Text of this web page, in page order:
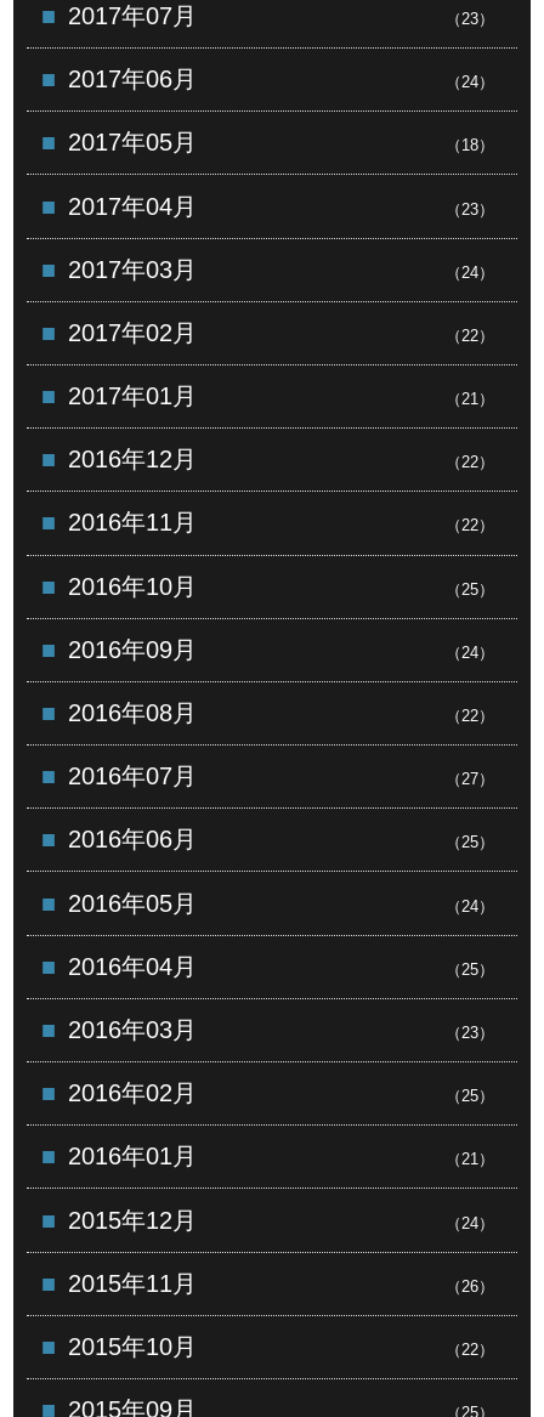
2017年07月 （23）
2017年06月 （24）
2017年05月 （18）
2017年04月 （23）
2017年03月 （24）
2017年02月 （22）
2017年01月 （21）
2016年12月 （22）
2016年11月 （22）
2016年10月 （25）
2016年09月 （24）
2016年08月 （22）
2016年07月 （27）
2016年06月 （25）
2016年05月 （24）
2016年04月 （25）
2016年03月 （23）
2016年02月 （25）
2016年01月 （21）
2015年12月 （24）
2015年11月 （26）
2015年10月 （22）
2015年09月 （25）